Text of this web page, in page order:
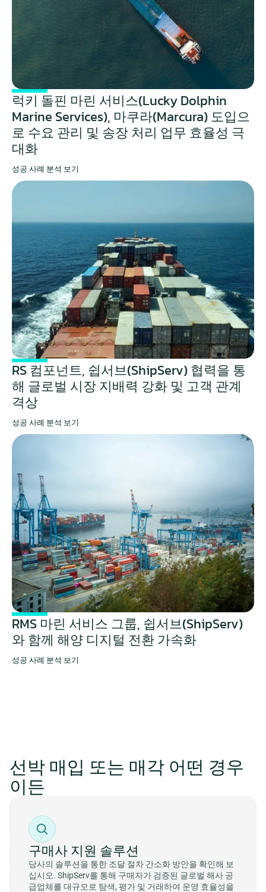
럭키 돌핀 마린 서비스(Lucky Dolphin
Marine Services), 마쿠라(Marcura) 도입으
로 수요 관리 및 송장 처리 업무 효율성 극
대화
성공 사례 분석 보기
RS 컴포넌트, 쉽서브(ShipServ) 협력을 통
해 글로벌 시장 지배력 강화 및 고객 관계
격상
성공 사례 분석 보기
RMS 마린 서비스 그룹, 쉽서브(ShipServ)
와 함께 해양 디지털 전환 가속화
성공 사례 분석 보기
선박 매입 또는 매각 어떤 경우
이든
구매사 지원 솔루션
당사의 솔루션을 통한 조달 절차 간소화 방안을 확인해 보
십시오. ShipServ를 통해 구매자가 검증된 글로벌 해사 공
급업체를 대규모로 탐색, 평가 및 거래하여 운영 효율성을